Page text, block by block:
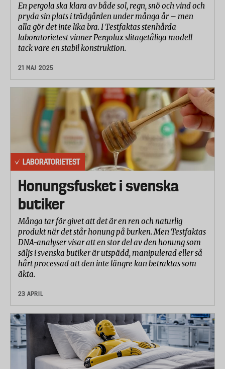
En pergola ska klara av både sol, regn, snö och vind och
pryda sin plats i trädgården under många år – men
alla gör det inte lika bra. I Testfaktas stenhårda
laboratorietest vinner Pergolux slitagetåliga modell
tack vare en stabil konstruktion.
21 MAJ 2025
LABORATORIETEST
Honungsfusket i svenska
butiker
Många tar för givet att det är en ren och naturlig
produkt när det står honung på burken. Men Testfaktas
DNA-analyser visar att en stor del av den honung som
säljs i svenska butiker är utspädd, manipulerad eller så
hårt processad att den inte längre kan betraktas som
äkta.
23 APRIL